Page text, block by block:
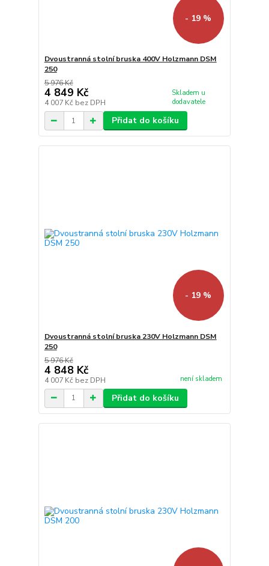
- 19 %
Dvoustranná stolní bruska 400V Holzmann DSM
250
5 976 Kč
4 849 Kč
4 007 Kč bez DPH
Skladem u
dodavatele
Přidat do košíku
- 19 %
Dvoustranná stolní bruska 230V Holzmann DSM
250
5 976 Kč
4 848 Kč
4 007 Kč bez DPH není skladem
Přidat do košíku